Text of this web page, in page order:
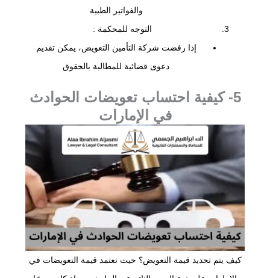
والفواتير الطبية
التوجه للمحكمة :
إذا رفضت شركة التأمين التعويض، يمكن تقديم
دعوى قضائية للمطالبة بالحقوق
5- كيفية احتساب تعويضات الحوادث
في الإمارات
كيف يتم تحديد قيمة التعويض؟ حيث تعتمد قيمة التعويضات في